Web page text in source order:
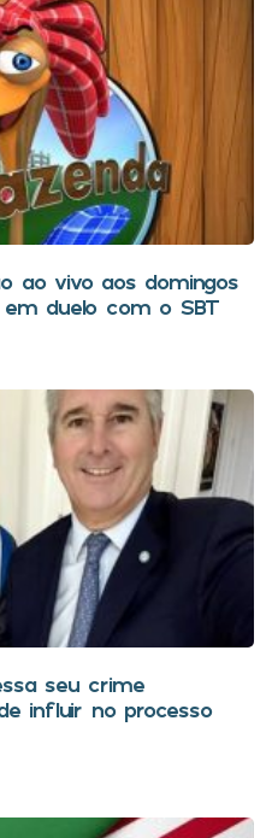
ao vivo aos domingos
em duelo com o SBT
seu crime
influir no processo